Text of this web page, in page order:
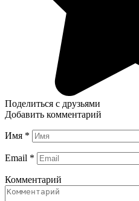
Поделиться с друзьями
Добавить комментарий
Имя *
Email *
Комментарий